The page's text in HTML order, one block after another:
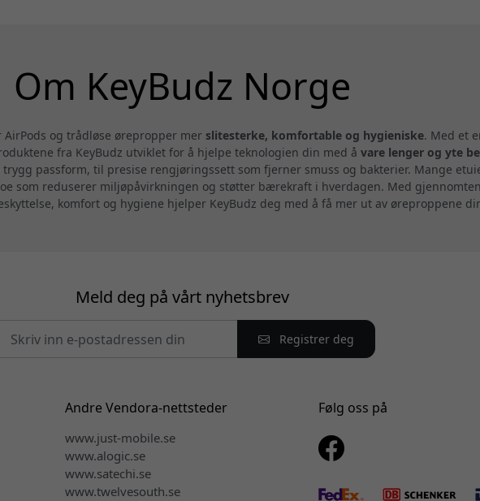
Om KeyBudz Norge
og trådløse ørepropper mer slitesterke, komfortable og hygieniske. Med et
fra KeyBudz utviklet for å hjelpe teknologien din med å vare lenger og yte
passform, til presise rengjøringssett som fjerner smuss og bakterier. Mange
som reduserer miljøpåvirkningen og støtter bærekraft i hverdagen. Med
komfort og hygiene hjelper KeyBudz deg med å få mer ut av øreproppene
Meld deg på vårt nyhetsbrev
Registrer deg
Andre Vendora-nettsteder
www.just-mobile.se
www.alogic.se
www.satechi.se
www.twelvesouth.se
Følg oss på